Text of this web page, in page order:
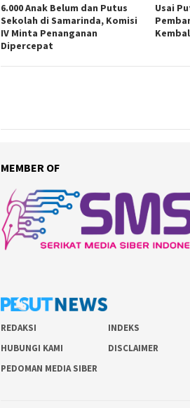
6.000 Anak Belum dan Putus
Sekolah di Samarinda, Komisi
IV Minta Penanganan
Dipercepat
Usai
MEMBER OF
REDAKSI INDEKS
HUBUNGI KAMI
DISCLAIMER
PEDOMAN MEDIA SIBER